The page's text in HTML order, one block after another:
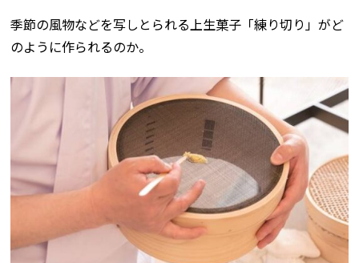
季節の風物などを写しとられる上生菓子「練り切り」がど
のように作られるのか。